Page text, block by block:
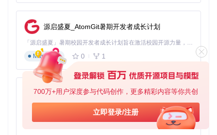
700万+用户深度参与代码创作，更多精彩内容等你共创
立即登录/注册
量下载功能让我整理专辑歌词的时间从2小时缩短到10分钟，
生成的罗马音歌词还能直接用于翻唱视频制作。"
扩展性设计：自定义规则满足个性化需求
高级用户可通过设置界面配置：
文件名命名模板（支持12种元数据组合）
歌词输出格式（LRC/SRT/TXT）
翻译API接口（百度/彩云双引擎）
快捷键操作（支持全局热键呼出）
这些配置项保存在XML格式的设置文件中，支持导出分享给其
源启盛夏_AtomGit暑期开发者成长计划
「源启盛夏」暑期校园开发者成长计划旨在激活校园开源力量，通过积分激励、认证扶持、资源倾斜等形式，引导高校组织和开发者完成「入驻 — 建项目 — 做贡献 — 获认证 — 得资源」的完整闭环。无论你是想带领社团入驻平台的组织者，还是希望用代码贡献证明自己的开发者，都能在这里找到属于你的成长路径。
Markdown
0 1
py-xiaozhi
基于Python的Xiaozhi AI，适用于想要完整Xiaozhi体验而无需拥有专用硬件的用户。
Python
0 1